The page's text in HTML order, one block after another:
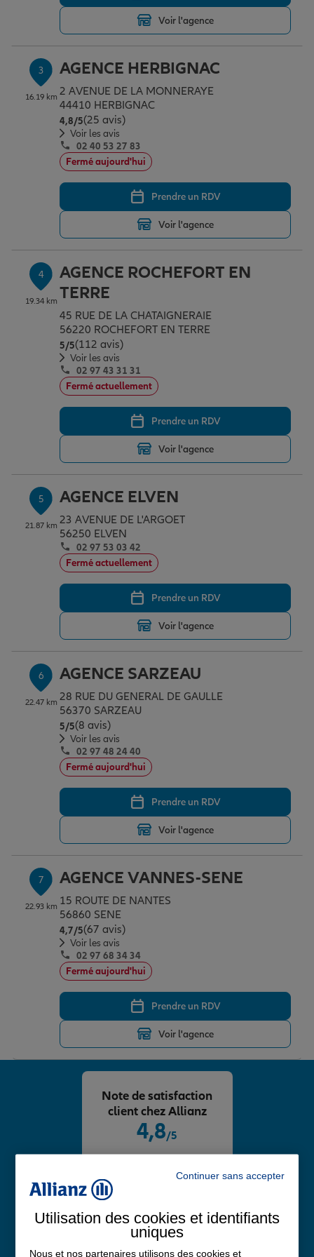
Garantie des accidents de la vie
Assurance scolaire
Protection juridique
Tous nos devis d'assurance
Voir l'agence
3
16.19 km
AGENCE HERBIGNAC
2 AVENUE DE LA MONNERAYE
44410 HERBIGNAC
4,8/5Note de 4.8 sur 5
(25 avis)
Voir les avis
02 40 53 27 83
Fermé aujourd'hui
Prendre un RDV
Voir l'agence
4
19.34 km
AGENCE ROCHEFORT EN
TERRE
45 RUE DE LA CHATAIGNERAIE
56220 ROCHEFORT EN TERRE
5/5Note de 5 sur 5
(112 avis)
Voir les avis
02 97 43 31 31
Fermé actuellement
Prendre un RDV
Voir l'agence
5
21.87 km
AGENCE ELVEN
23 AVENUE DE L'ARGOET
56250 ELVEN
02 97 53 03 42
Fermé actuellement
Prendre un RDV
Voir l'agence
6
22.47 km
AGENCE SARZEAU
28 RUE DU GENERAL DE GAULLE
56370 SARZEAU
5/5Note de 5 sur 5
(8 avis)
Voir les avis
02 97 48 24 40
Fermé aujourd'hui
Prendre un RDV
Voir l'agence
7
22.93 km
AGENCE VANNES-SENE
15 ROUTE DE NANTES
56860 SENE
4,7/5Note de 4.7 sur 5
(67 avis)
Voir les avis
02 97 68 34 34
Fermé aujourd'hui
Prendre un RDV
Voir l'agence
4,8/5
Note de satisfaction
client chez Allianz
Continuer sans accepter
Utilisation des cookies et identifiants
uniques
Nous et nos partenaires utilisons des cookies et